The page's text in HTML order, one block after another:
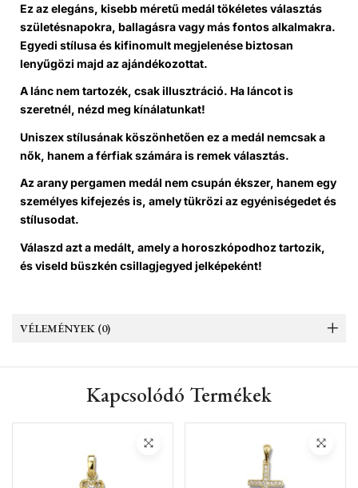
Ez az elegáns, kisebb méretű medál tökéletes választás
születésnapokra, ballagásra vagy más fontos alkalmakra.
Egyedi stílusa és kifinomult megjelenése biztosan
lenyűgözi majd az ajándékozottat.
A lánc nem tartozék, csak illusztráció. Ha láncot is
szeretnél, nézd meg kínálatunkat!
Uniszex stílusának köszönhetően ez a medál nemcsak a
nők, hanem a férfiak számára is remek választás.
Az arany pergamen medál nem csupán ékszer, hanem egy
személyes kifejezés is, amely tükrözi az egyéniségedet és
stílusodat.
Válaszd azt a medált, amely a horoszkópodhoz tartozik,
és viseld büszkén csillagjegyed jelképeként!
VÉLEMÉNYEK (0)
Kapcsolódó Termékek